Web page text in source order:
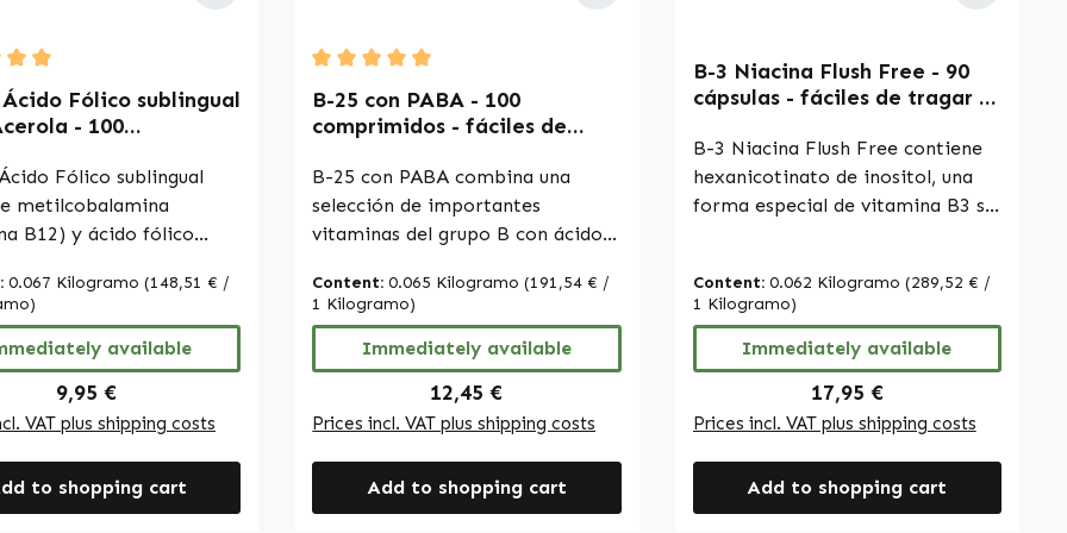
Para más
literatura especializada
especializados antes
un pedido.
o sitios web especializados antes
declaraciones sobre los efectos
de los nutrientes. Para más
información, recomendamos
consultar literatura especializada
o sitios web especializados antes
de realizar un pedido.
rating of 5 out of 5 stars
Ácido Fólico sublingual
- 100
energía y mucho
Vitalstoffe
Fólico sublingual
metilcobalamina
B12) y ácido fólico
con polvo de
y polvo de cereza. El
contiene 100
endulzados con
y aromatizados con
de cereza. Están
para una cómoda
sublingual,
que el comprimido
0.067 Kilogramo (148,51 € /
available
Regular price:
9,95 €
VAT plus shipping costs
to shopping cart
Average rating of 5 out of 5 stars
B-25 con PABA - 100
comprimidos - fáciles de
B12 etc. - para energía,
cabello, piel, sistema
inmunitario etc. | Warnke
B-25 con PABA combina una
selección de importantes
vitaminas del grupo B con ácido
Contiene metilcobalamina,
bitartrato de colina, mononitrato
de tiamina, clorhidrato de
piridoxina, D-pantotenato de
calcio, riboflavina, nicotinamida,
inositol, PABA, ácido
pteroilmonoglutámico y D-
biotina. Como excipientes se
utilizan celulosa microcristalina
Content:0.065 Kilogramo(191,54 € /
1 Kilogramo)
Immediately available
Regular price:
12,45 €
Prices incl. VAT plus shipping costs
Add to shopping cart
B-3 Niacina Flush Free - 90
cápsulas - fáciles de tragar -
nervioso y mucho más |
Warnke Vitalstoffe
B-3 Niacina Flush Free contiene
hexanicotinato de inositol, una
forma especial de vitamina B3 sin
enrojecimiento de la piel. Cada
cápsula aporta una cantidad
cuidadosamente dosificada de
este ingrediente. El envase
contiene 90 cápsulas, lo que
garantiza un suministro de larga
duración. La cubierta de la
cápsula está elaborada con
hidroxipropilmetilcelulosa,
Content: 0.062 Kilogramo (289,52 € /
1 Kilogramo)
Immediately available
Regular price:
17,95 €
Prices incl. VAT plus shipping costs
Add to shopping cart